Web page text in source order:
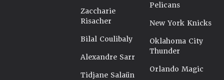
Zaccharie
Risacher
Bilal Coulibaly
Alexandre Sarr
Tidjane Salaün
Pelicans
New York Knicks
Oklahoma City
Thunder
Orlando Magic